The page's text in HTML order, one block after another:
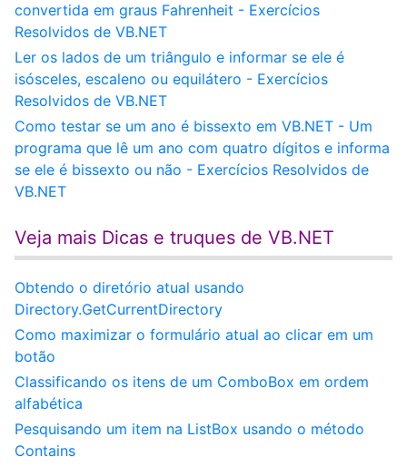
convertida em graus Fahrenheit - Exercícios
Resolvidos de VB.NET
Ler os lados de um triângulo e informar se ele é
isósceles, escaleno ou equilátero - Exercícios
Resolvidos de VB.NET
Como testar se um ano é bissexto em VB.NET - Um
programa que lê um ano com quatro dígitos e informa
se ele é bissexto ou não - Exercícios Resolvidos de
VB.NET
Veja mais Dicas e truques de VB.NET
Obtendo o diretório atual usando
Directory.GetCurrentDirectory
Como maximizar o formulário atual ao clicar em um
botão
Classificando os itens de um ComboBox em ordem
alfabética
Pesquisando um item na ListBox usando o método
Contains